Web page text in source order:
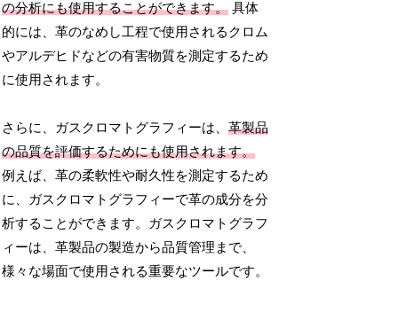
の分析にも使用することができます。 具体
的には、革のなめし工程で使用されるクロム
やアルデヒドなどの有害物質を測定するため
に使用されます。
さらに、ガスクロマトグラフィーは、革製品
の品質を評価するためにも使用されます。
例えば、革の柔軟性や耐久性を測定するため
に、ガスクロマトグラフィーで革の成分を分
析することができます。ガスクロマトグラフ
ィーは、革製品の製造から品質管理まで、
様々な場面で使用される重要なツールです。